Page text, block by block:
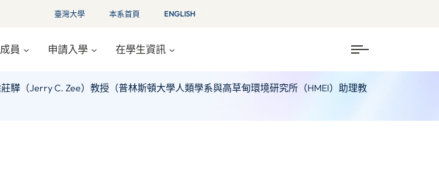
臺灣大學 本系首頁 ENGLISH
員 申請入學 在學生資訊
驊（Jerry C. Zee）教授（普林斯頓大學人類學系與高草甸環境研究所（HMEI）助理教